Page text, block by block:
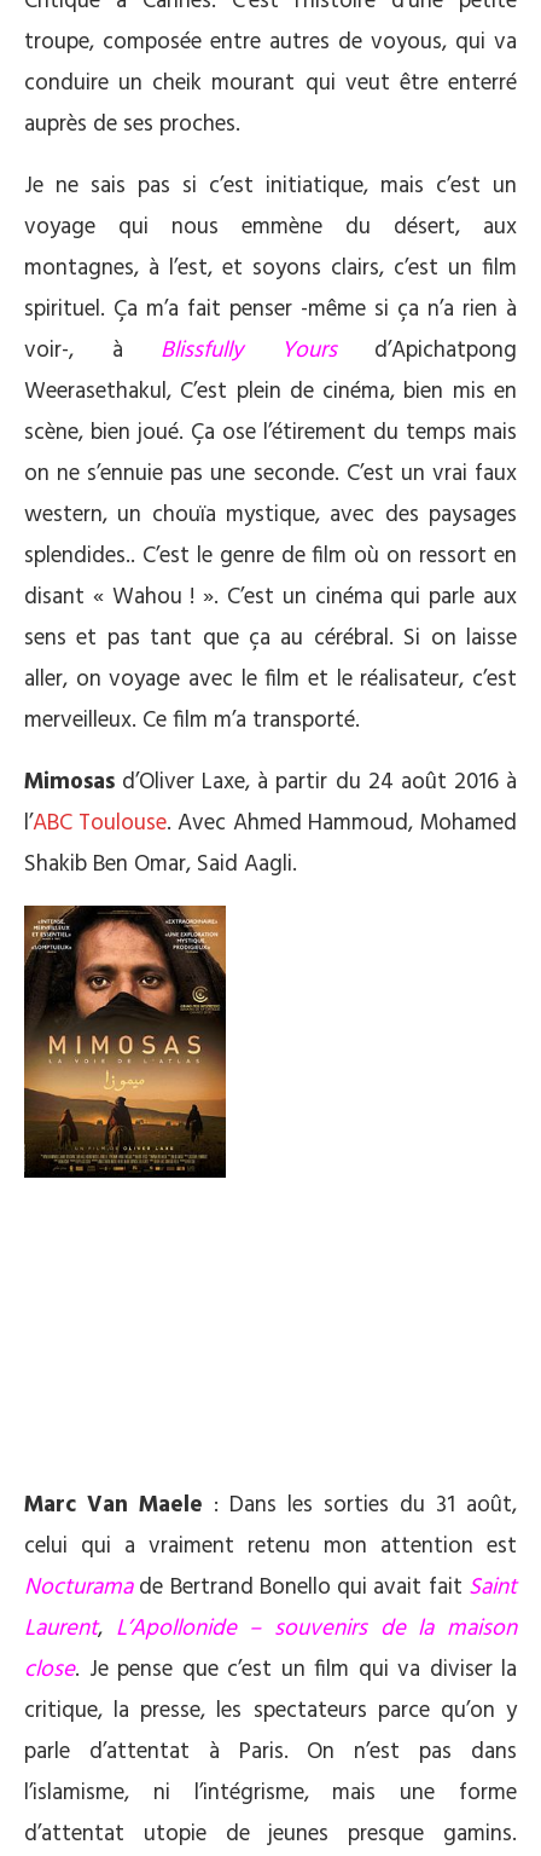
troupe, composée entre autres de voyous, qui va
conduire un cheik mourant qui veut être enterré
auprès de ses proches.
Je ne sais pas si c’est initiatique, mais c’est un
voyage qui nous emmène du désert, aux
montagnes, à l’est, et soyons clairs, c’est un film
spirituel. Ça m’a fait penser -même si ça n’a rien à
voir-, à Blissfully Yoursd’Apichatpong
Weerasethakul, C’est plein de cinéma, bien mis en
scène, bien joué. Ça ose l’étirement du temps mais
on ne s’ennuie pas une seconde. C’est un vrai faux
western, un chouïa mystique, avec des paysages
splendides.. C’est le genre de film où on ressort en
disant « Wahou ! ». C’est un cinéma qui parle aux
sens et pas tant que ça au cérébral. Si on laisse
aller, on voyage avec le film et le réalisateur, c’est
merveilleux. Ce film m’a transporté.
Mimosas d’Oliver Laxe, à partir du 24 août 2016 à
l’ABC Toulouse.Avec Ahmed Hammoud, Mohamed
Shakib Ben Omar, Said Aagli.
Marc Van Maele : Dans les sorties du 31 août,
celui qui a vraiment retenu mon attention est
Nocturamade Bertrand Bonello qui avait fait Saint
Laurent, L’Apollonide – souvenirs de la maison
close. Je pense que c’est un film qui va diviser la
critique, la presse, les spectateurs parce qu’on y
parle d’attentat à Paris. On n’est pas dans
l’islamisme, ni l’intégrisme, mais une forme
d’attentat utopie de jeunes presque gamins.